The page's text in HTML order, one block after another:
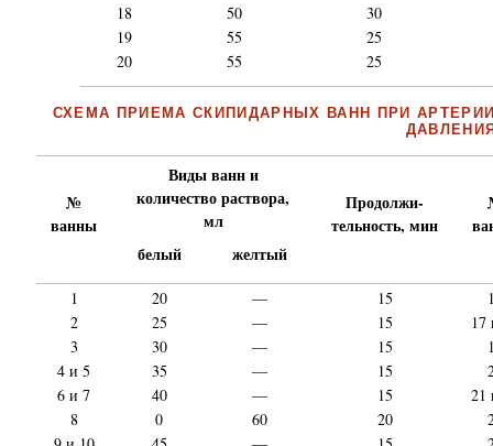
18
50
30
19
55
25
20
55 25
СХЕМА ПРИЕМА СКИПИДАРНЫХ ВАНН ПРИ
№
ванны
Виды ванн и
количество раствора,
мл
Продолжи-
тельность, мин
белый
желтый
1 20 — 15
2
25 — 15
17
3
30 — 15
4 и 5
35 — 15
6 и 7
40 — 15
21
8
0 60 20